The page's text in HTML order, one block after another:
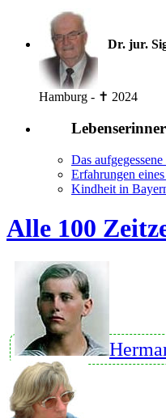
Dr. jur.
Hamburg - ✝ 2024
Das
Erfahrungen
Kindheit in
Alle 100